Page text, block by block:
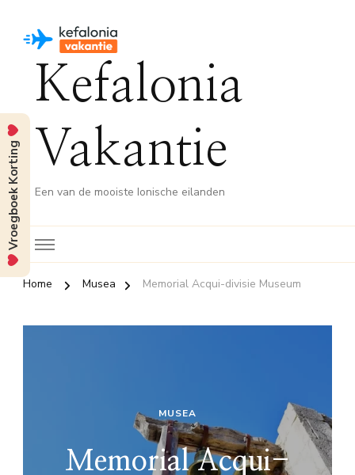
Kefalonia
Vakantie
Een van de mooiste Ionische eilanden
Home Musea Memorial Acqui-divisie Museum
MUSEA
Memorial Acqui-
Vroegboek Korting